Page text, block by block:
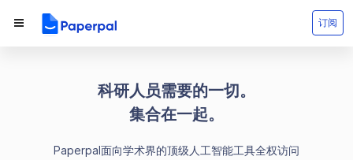
订阅
科研人员需要的一切。
集合在一起。
Paperpal面向学术界的顶级人工智能工具全权访问